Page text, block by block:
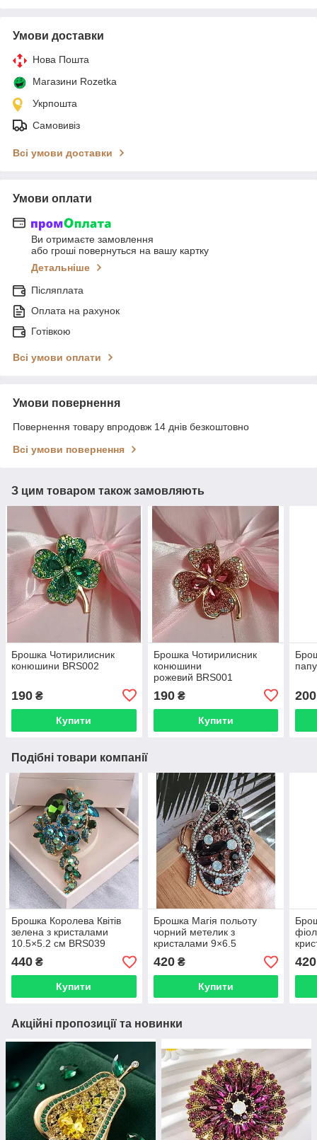
Умови доставки
Нова Пошта
Магазини Rozetka
Укрпошта
Самовивіз
Всі умови доставки
Умови оплати
Ви отримаєте замовлення
або гроші повернуться на вашу картку
Детальніше
Післяплата
Оплата на рахунок
Готівкою
Всі умови оплати
Умови повернення
Повернення товару впродовж 14 днів безкоштовно
Всі умови повернення
З цим товаром також замовляють
Брошка Чотирилисник
конюшини BRS002
190 ₴
Купити
Брошка Чотирилисник
конюшини
рожевий BRS001
190₴
Купити
200
Подібні товари компанії
Брошка Королева Квітів
зелена з кристалами
10.5×5.2 см BRS039
440 ₴
Купити
Брошка Магія польоту
чорний метелик з
кристалами 9×6.5
см BRS046
420₴
Купити
см
420
Акційні пропозиції та новинки